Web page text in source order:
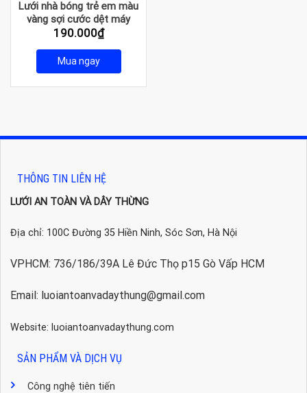
Lưới nhà bóng trẻ em màu
vàng sợi cước dệt máy
190.000₫
Mua ngay
THÔNG TIN LIÊN HỆ
LƯỚI AN TOÀN VÀ DÂY THỪNG
Địa chỉ: 100C Đường 35 Hiền Ninh, Sóc Sơn, Hà Nội
VPHCM: 736/186/39A Lê Đức Thọ p15 Gò Vấp HCM
Email: luoiantoanvadaythung@gmail.com
Website: luoiantoanvadaythung.com
SẢN PHẨM VÀ DỊCH VỤ
Công nghệ tiên tiến